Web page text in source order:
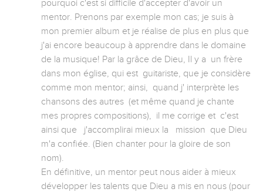
pourquoi c'est si difficile d'accepter d'avoir un
mentor. Prenons par exemple mon cas; je suis à
mon premier album et je réalise de plus en plus que
j'ai encore beaucoup à apprendre dans le domaine
de la musique! Par la grâce de Dieu, Il y a  un frère
dans mon église, qui est  guitariste, que je considère
comme mon mentor; ainsi,  quand j' interprète les
chansons des autres  (et même quand je chante
mes propres compositions),  il me corrige et  c'est
ainsi que   j'accomplirai mieux la   mission  que Dieu
m'a confiée. (Bien chanter pour la gloire de son
nom).
En définitive, un mentor peut nous aider à mieux
développer les talents que Dieu a mis en nous (pour